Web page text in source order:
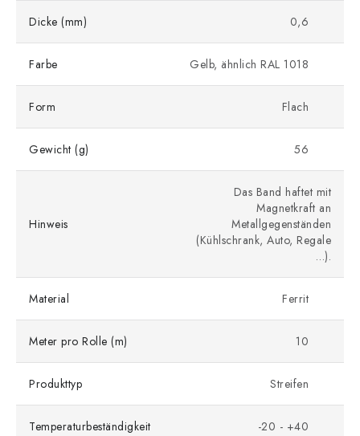
Dicke (mm) 0,6
Farbe Gelb, ähnlich RAL 1018
Form Flach
Gewicht (g) 56
Hinweis
Das Band haftet mit
Magnetkraft an
Metallgegenständen
(Kühlschrank, Auto, Regale
…).
Material Ferrit
Meter pro Rolle (m) 10
Produkttyp Streifen
Temperaturbeständigkeit -20 - +40